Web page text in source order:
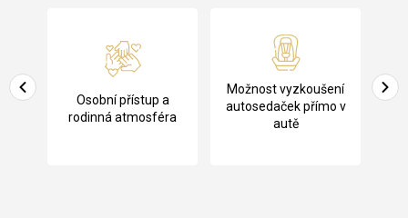
a
Osobní přístup a
rodinná atmosféra
Možnost vyzkoušení
autosedaček přímo v
autě